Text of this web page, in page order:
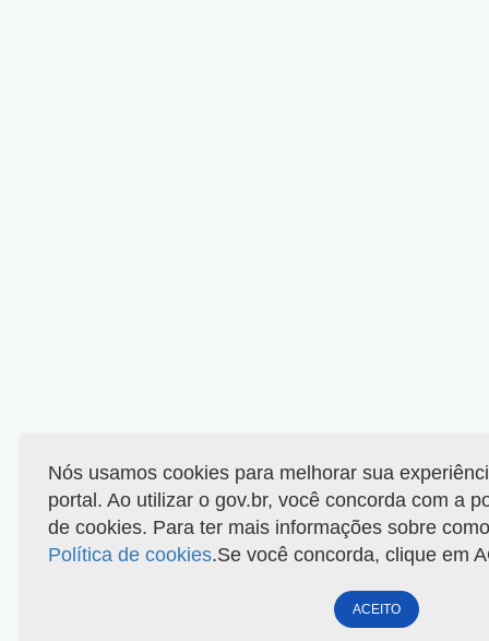
Nós usamos cookies para melhorar sua
portal. Ao utilizar o gov.br, você concorda com a
de cookies. Para ter mais informações sobre
Política de cookies.Se você concorda, clique em
ACEITO